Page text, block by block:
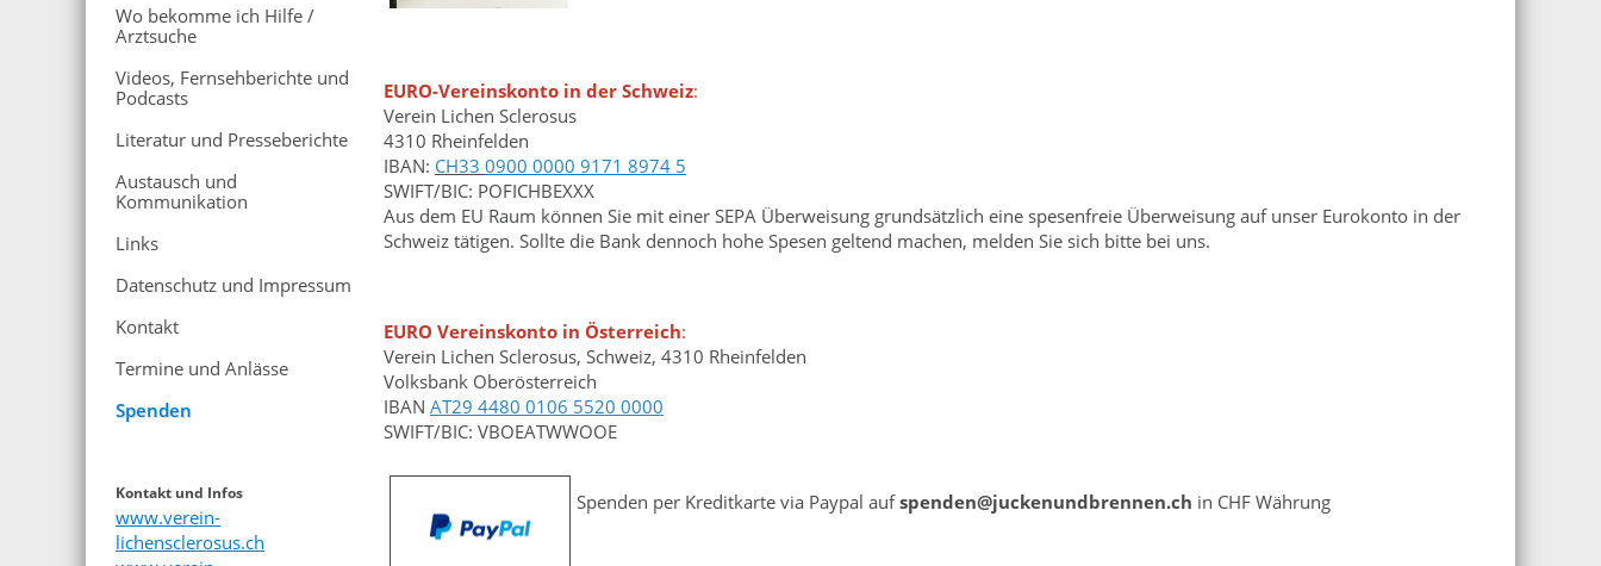
Wo bekomme ich Hilfe /
Arztsuche
Videos, Fernsehberichte und
Podcasts
Literatur und Presseberichte
Austausch und
Kommunikation
Links
Datenschutz und Impressum
Kontakt
Termine und Anlässe
Spenden
Kontakt und Infos
www.verein-
lichensclerosus.ch
EURO-Vereinskonto in der Schweiz:
Verein Lichen Sclerosus
4310 Rheinfelden
IBAN: CH33 0900 0000 9171 8974 5
SWIFT/BIC: POFICHBEXXX
Aus dem EU Raum können Sie mit einer SEPA Überweisung grundsätzlich eine spesenfreie Überweisung auf unser Eurokonto in der
Schweiz tätigen. Sollte die Bank dennoch hohe Spesen geltend machen, melden Sie sich bitte bei uns.
EURO Vereinskonto in Österreich:
Verein Lichen Sclerosus, Schweiz, 4310 Rheinfelden
Volksbank Oberösterreich
IBAN AT29 4480 0106 5520 0000
SWIFT/BIC: VBOEATWWOOE
Spenden per Kreditkarte via Paypal aufspenden@juckenundbrennen.ch in CHF Währung